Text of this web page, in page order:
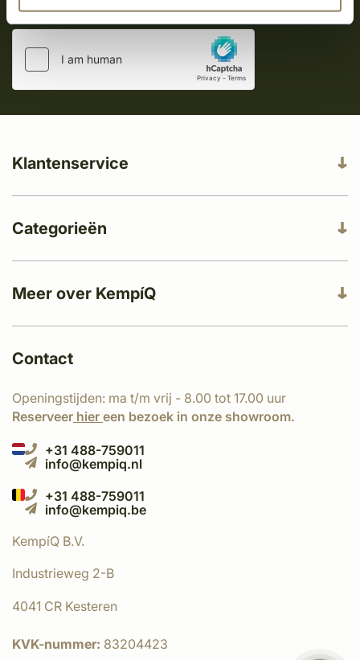
Meer over KempíQ
Klantenservice
Categorieën
Contact
Openingstijden: ma t/m vrij - 8.00 tot 17.00 uur
Reserveer hier een bezoek in onze showroom.
+31 488-759011
info@kempiq.nl
+31 488-759011
info@kempiq.be
KempíQ B.V.
Industrieweg 2-B
4041 CR Kesteren
KVK-nummer: 83204423